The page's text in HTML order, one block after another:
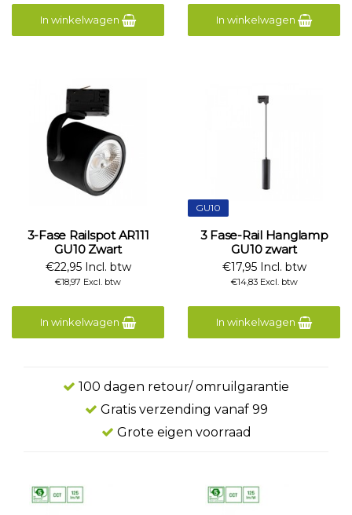
In winkelwagen In winkelwagen
3-Fase Railspot AR111
GU10 Zwart
€22,95 Incl. btw
€18,97 Excl. btw
In winkelwagen
GU10
3 Fase-Rail Hanglamp
GU10 zwart
€17,95 Incl. btw
€14,83 Excl. btw
In winkelwagen
100 dagen retour/ omruilgarantie
Gratis verzending vanaf 99
Grote eigen voorraad